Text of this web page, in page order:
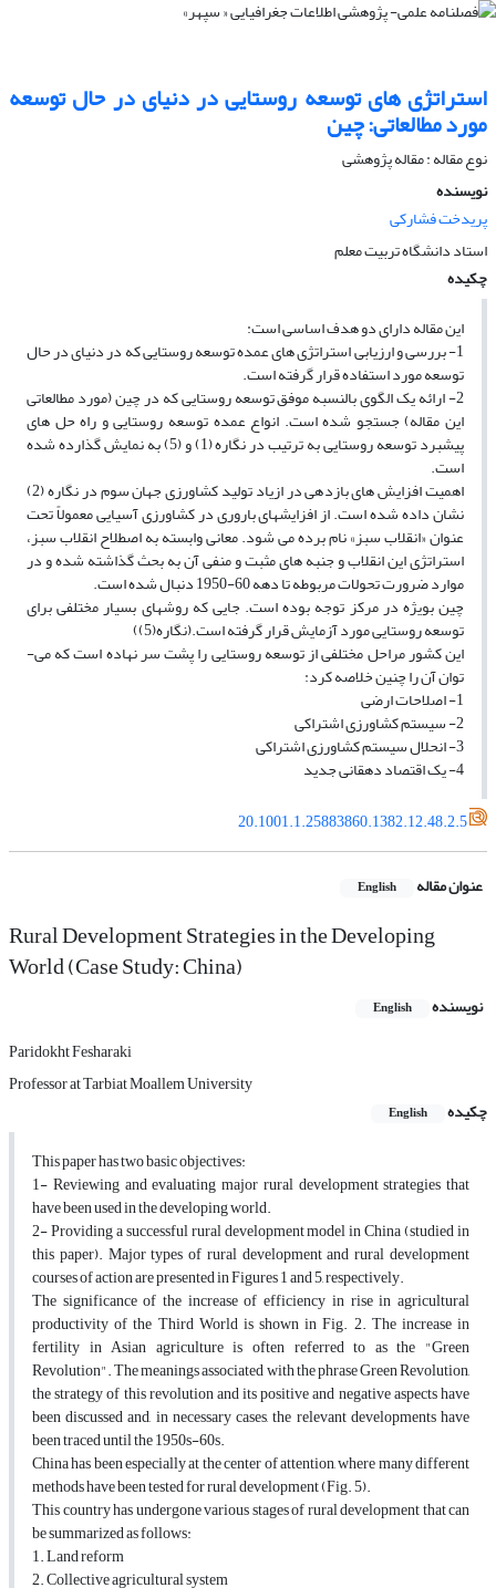
استراتژی های توسعه روستایی در دنیای در حال توسعه
مورد مطالعاتی: چین
نوع مقاله : مقاله پژوهشی
نویسنده
پریدخت فشارکی
استاد دانشگاه تربیت معلم
چکیده
این مقاله دارای دو هدف اساسی است:
1- بررسی و ارزیابی استراتژی­ های عمده توسعه روستایی که در دنیای در حال
توسعه مورد استفاده قرار گرفته است.
2- ارائه یک الگوی بالنسبه موفق توسعه روستایی که در چین (مورد مطالعاتی
این مقاله) جستجو شده است. انواع عمده توسعه روستایی و راه حل های
پیشبرد توسعه روستایی به ترتیب در نگاره (1) و (5) به نمایش گذارده شده
است.
اهمیت افزایش­ های بازدهی در ازیاد تولید کشاورزی جهان سوم در نگاره (2)
نشان داده شده است. از افزایش­های باروری در کشاورزی آسیایی معمولاً تحت
عنوان «انقلاب سبز» نام برده می­ شود. معانی وابسته به اصطلاح انقلاب سبز،
استراتژی این انقلاب و جنبه ­های مثبت و منفی آن به بحث گذاشته شده و در
موارد ضرورت تحولات مربوطه تا دهه 60-1950 دنبال شده است.
چین بویژه در مرکز توجه بوده است. جایی که روشهای بسیار مختلفی برای
توسعه روستایی مورد آزمایش قرار گرفته است.(نگاره(5))
این کشور مراحل مختلفی از توسعه روستایی را پشت سر نهاده است که می­
توان آن را چنین خلاصه کرد:
1- اصلاحات ارضی
2- سیستم کشاورزی اشتراکی
3- انحلال سیستم کشاورزی اشتراکی
4- یک اقتصاد دهقانی جدید
20.1001.1.25883860.1382.12.48.2.5
عنوان مقاله English
Rural Development Strategies in the Developing
World (Case Study: China)
نویسنده English
Paridokht Fesharaki
Professor at Tarbiat Moallem University
چکیده
English
This paper has two basic objectives:
1- Reviewing and evaluating major rural development strategies that
have been used in the developing world.
2- Providing a successful rural development model in China (studied in
this paper). Major types of rural development and rural development
courses of action are presented in Figures 1 and 5, respectively.
The significance of the increase of efficiency in rise in agricultural
productivity of the Third World is shown in Fig. 2. The increase in
fertility in Asian agriculture is often referred to as the "Green
Revolution". The meanings associated with the phrase Green Revolution,
the strategy of this revolution and its positive and negative aspects have
been discussed and, in necessary cases, the relevant developments have
been traced until the 1950s-60s.
China has been especially at the center of attention, where many different
methods have been tested for rural development (Fig. 5).
This country has undergone various stages of rural development that can
be summarized as follows:
1. Land reform
2. Collective agricultural system